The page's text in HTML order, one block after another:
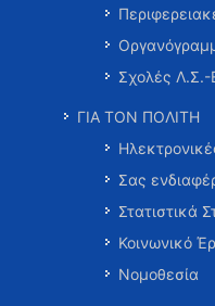
Σχολές
ΓΙΑ ΤΟΝ ΠΟΛΙΤΗ
Σας
Στατιστικά
Κοινωνικό
Νομοθεσία